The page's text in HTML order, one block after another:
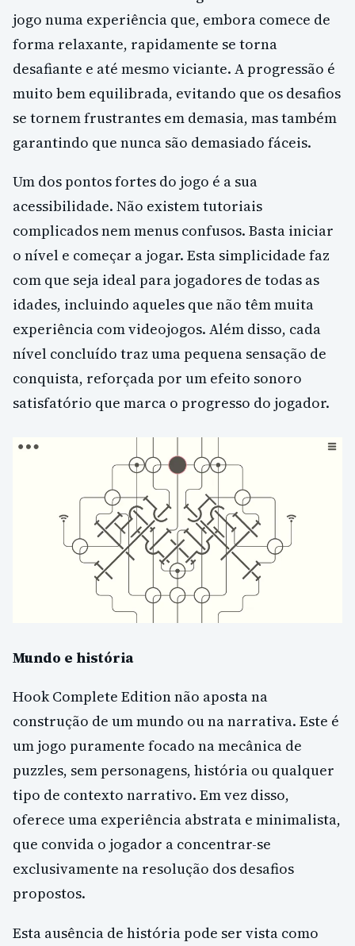
jogo numa experiência que, embora comece de
forma relaxante, rapidamente se torna
desafiante e até mesmo viciante. A progressão é
muito bem equilibrada, evitando que os desafios
se tornem frustrantes em demasia, mas também
garantindo que nunca são demasiado fáceis.
Um dos pontos fortes do jogo é a sua
acessibilidade. Não existem tutoriais
complicados nem menus confusos. Basta iniciar
o nível e começar a jogar. Esta simplicidade faz
com que seja ideal para jogadores de todas as
idades, incluindo aqueles que não têm muita
experiência com videojogos. Além disso, cada
nível concluído traz uma pequena sensação de
conquista, reforçada por um efeito sonoro
satisfatório que marca o progresso do jogador.
Mundo e história
Hook Complete Edition não aposta na
construção de um mundo ou na narrativa. Este é
um jogo puramente focado na mecânica de
puzzles, sem personagens, história ou qualquer
tipo de contexto narrativo. Em vez disso,
oferece uma experiência abstrata e minimalista,
que convida o jogador a concentrar-se
exclusivamente na resolução dos desafios
propostos.
Esta ausência de história pode ser vista como